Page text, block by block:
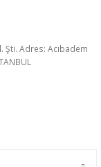
Şti. Adres: Acıbadem